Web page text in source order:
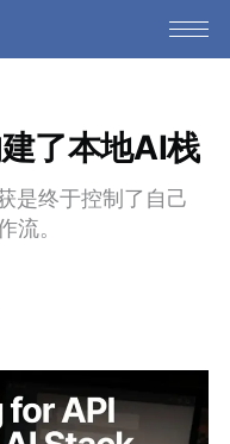
了本地AI栈
是终于控制了自己
流。